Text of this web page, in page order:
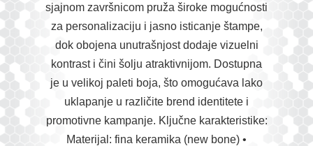
sjajnom završnicom pruža široke mogućnosti
za personalizaciju i jasno isticanje štampe,
dok obojena unutrašnjost dodaje vizuelni
kontrast i čini šolju atraktivnijom. Dostupna
je u velikoj paleti boja, što omogućava lako
uklapanje u različite brend identitete i
promotivne kampanje. Ključne karakteristike:
Materijal: fina keramika (new bone) •